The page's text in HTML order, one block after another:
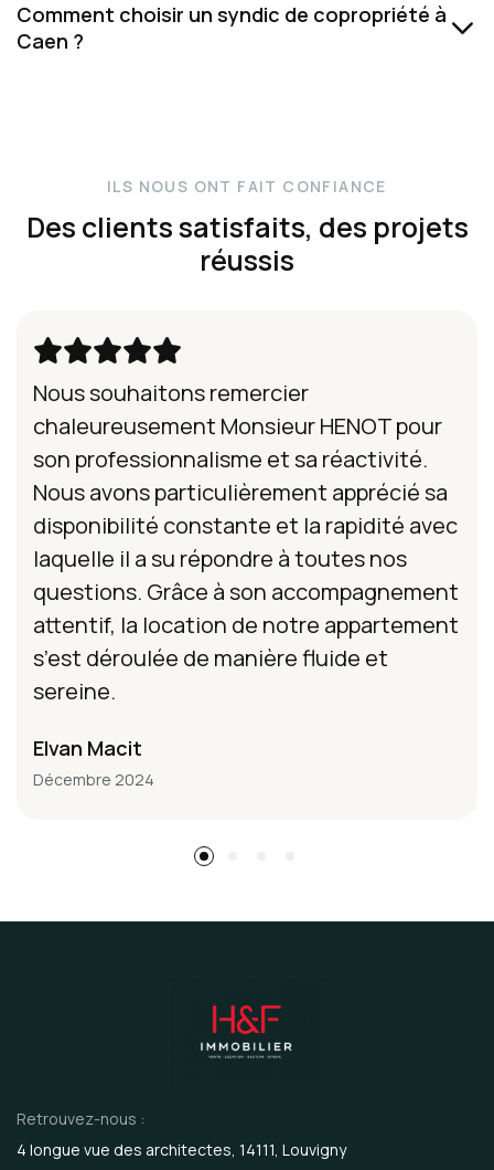
Comment choisir un syndic de copropriété à
Caen ?
ILS NOUS ONT FAIT CONFIANCE
Des clients satisfaits, des projets
réussis
Nous souhaitons remercier
chaleureusement Monsieur HENOT pour
son professionnalisme et sa réactivité.
Nous avons particulièrement apprécié sa
disponibilité constante et la rapidité avec
laquelle il a su répondre à toutes nos
questions. Grâce à son accompagnement
attentif, la location de notre appartement
s’est déroulée de manière fluide et
sereine.
Elvan Macit
Décembre 2024
Retrouvez-nous :
4 longue vue des architectes, 14111, Louvigny